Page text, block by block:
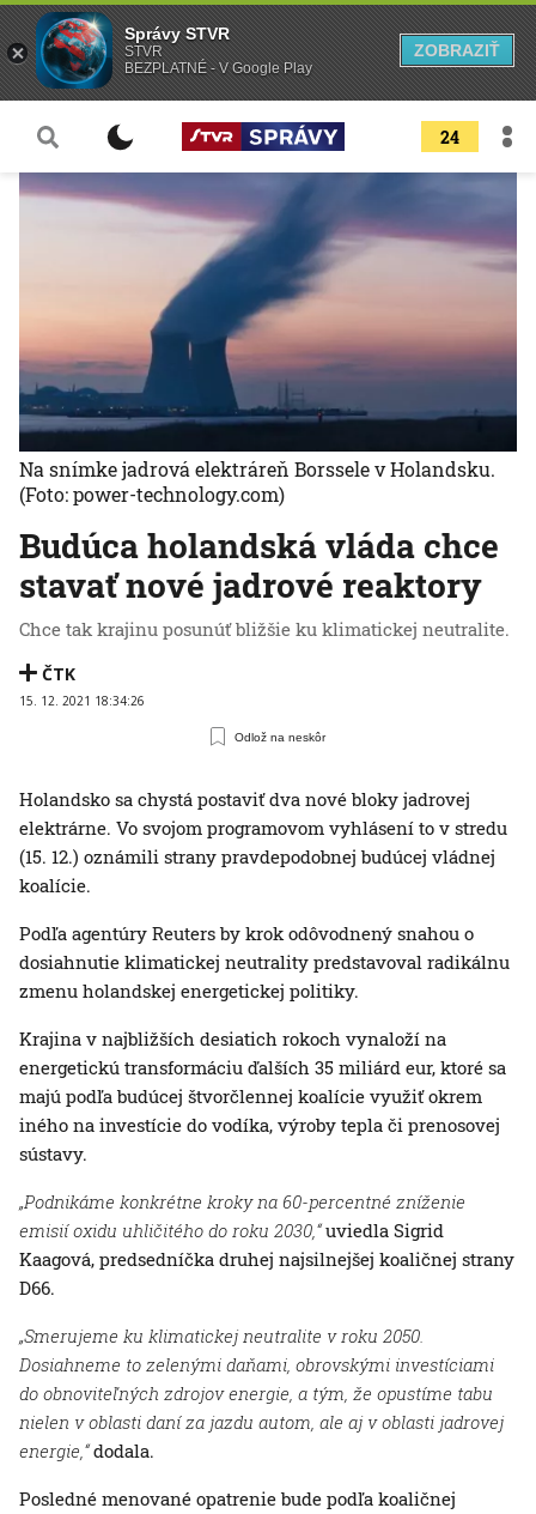
24
Budúca holandská vláda chce
stavať nové jadrové reaktory
Chce tak krajinu posunúť bližšie ku klimatickej neutralite.
ČTK
15. 12. 2021 18:34:26
Odlož na neskôr
Na snímke jadrová elektráreň Borssele v Holandsku.
(Foto: power-technology.com)
Holandsko sa chystá postaviť dva nové bloky jadrovej
elektrárne. Vo svojom programovom vyhlásení to v stredu
(15. 12.) oznámili strany pravdepodobnej budúcej vládnej
koalície.
Podľa agentúry Reuters by krok odôvodnený snahou o
dosiahnutie klimatickej neutrality predstavoval radikálnu
zmenu holandskej energetickej politiky.
Krajina v najbližších desiatich rokoch vynaloží na
energetickú transformáciu ďalších 35 miliárd eur, ktoré sa
majú podľa budúcej štvorčlennej koalície využiť okrem
iného na investície do vodíka, výroby tepla či prenosovej
sústavy.
„Podnikáme konkrétne kroky na 60-percentné zníženie
emisií oxidu uhličitého do roku 2030,“uviedla Sigrid
Kaagová, predsedníčka druhej najsilnejšej koaličnej strany
D66.
„Smerujeme ku klimatickej neutralite v roku 2050.
Dosiahneme to zelenými daňami, obrovskými investíciami
do obnoviteľných zdrojov energie, a tým, že opustíme tabu
nielen v oblasti daní za jazdu autom, ale aj v oblasti jadrovej
energie,“dodala.
Posledné menované opatrenie bude podľa koaličnej
Správy STVR
STVR
BEZPLATNÉ - V Google Play
ZOBRAZIŤ